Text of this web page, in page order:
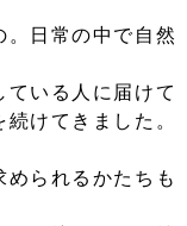
。日常の中で自然
いる人に届けて
けてきました。
られるかたちも